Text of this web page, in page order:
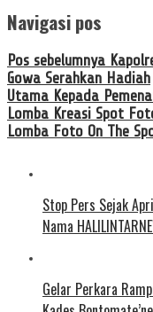
Navigasi pos
Pos sebelumnya
Gowa Serahkan Hadiah
Utama Kepada
Lomba Kreasi Spot
Lomba Foto On The
Stop Pers Sejak
Nama
Gelar Perkara